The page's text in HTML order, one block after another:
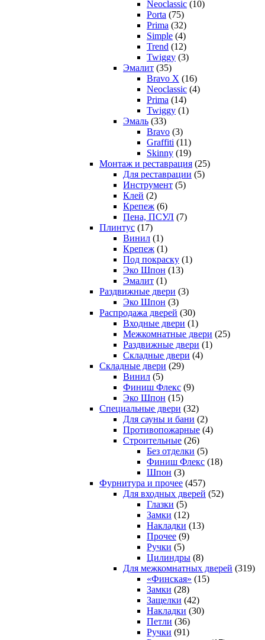
Neoclassic (10)
Porta (75)
Prima (32)
Simple (4)
Trend (12)
Twiggy (3)
Эмалит (35)
Bravo X (16)
Neoclassic (4)
Prima (14)
Twiggy (1)
Эмаль (33)
Bravo (3)
Graffiti (11)
Skinny (19)
Монтаж и реставрация (25)
Для реставрации (5)
Инструмент (5)
Клей (2)
Крепеж (6)
Пена, ПСУЛ (7)
Плинтус (17)
Винил (1)
Крепеж (1)
Под покраску (1)
Эко Шпон (13)
Эмалит (1)
Раздвижные двери (3)
Эко Шпон (3)
Распродажа дверей (30)
Входные двери (1)
Межкомнатные двери (25)
Раздвижные двери (1)
Складные двери (4)
Складные двери (29)
Винил (5)
Финиш Флекс (9)
Эко Шпон (15)
Специальные двери (32)
Для сауны и бани (2)
Противопожарные (4)
Строительные (26)
Без отделки (5)
Финиш Флекс (18)
Шпон (3)
Фурнитура и прочее (457)
Для входных дверей (52)
Глазки (5)
Замки (12)
Накладки (13)
Прочее (9)
Ручки (5)
Цилиндры (8)
Для межкомнатных дверей (319)
«Финская» (15)
Замки (28)
Защелки (42)
Накладки (30)
Петли (36)
Ручки (91)